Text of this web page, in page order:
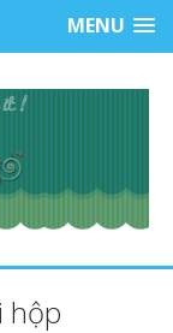
MENU
hộp